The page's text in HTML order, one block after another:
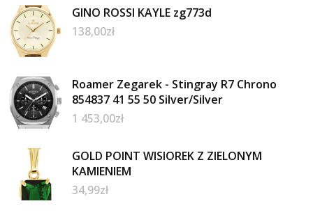
GINO ROSSI KAYLE zg773d
138,00zł
Roamer Zegarek - Stingray R7 Chrono
854837 41 55 50 Silver/Silver
1 453,00zł
GOLD POINT WISIOREK Z ZIELONYM
KAMIENIEM
34,99zł